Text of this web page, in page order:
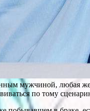
мужчиной, любая
по тому